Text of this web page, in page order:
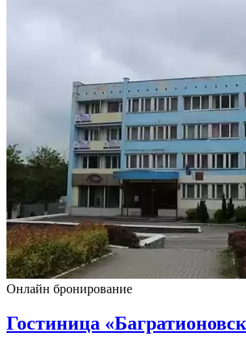
Онлайн бронирование
Гостиница